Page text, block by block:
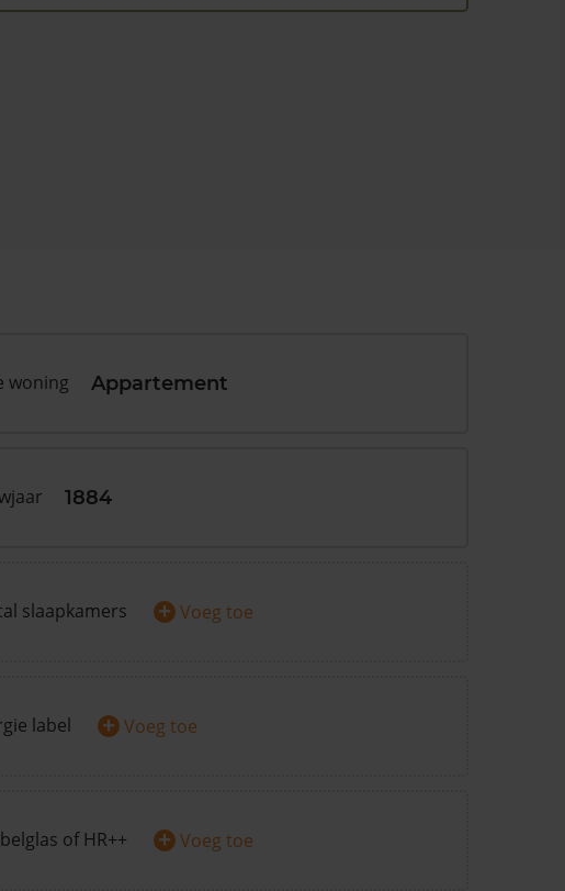
woning Appartement
1884
slaapkamers + Voeg toe
label + Voeg toe
of HR++ + Voeg toe